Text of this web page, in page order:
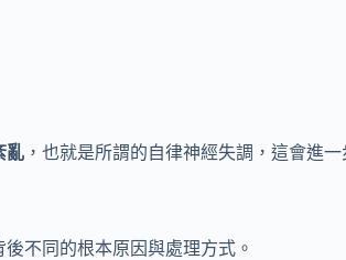
亂 ，也就是所謂的自律神經失調，這會進
不同的根本原因與處理方式。